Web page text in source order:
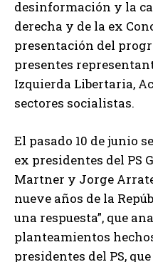
desinformación y la
derecha y de la ex
presentación del
presentes
Izquierda Libertaria,
sectores socialistas.
El pasado 10 de junio
ex presidentes del PS
Martner y Jorge
nueve años de la
una respuesta”, que
planteamientos
presidentes del PS,